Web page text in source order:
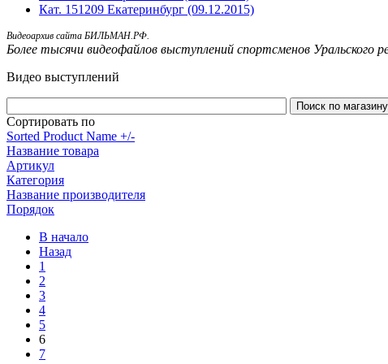
Кат. 151209 Екатеринбург (09.12.2015)
Видеоархив сайта БИЛЬМАН.РФ.
Более тысячи видеофайлов выступлений спортсменов Уральского
Видео выступлений
Сортировать по
Sorted Product Name +/-
Название товара
Артикул
Категория
Название производителя
Порядок
В начало
Назад
1
2
3
4
5
6
7